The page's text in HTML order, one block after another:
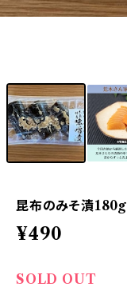
昆布のみそ漬180g
¥490
SOLD OUT